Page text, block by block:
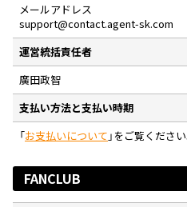
メールアドレス
support@contact.agent-sk.com
運営統括責任者
廣田政智
支払い方法と支払い時期
「お支払いについて 」をご覧ください
FANCLUB